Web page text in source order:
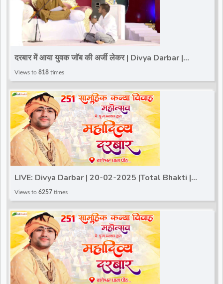
दरबार में आया युवक जॉब की अर्जी लेकर | Divya Darbar |
Bageshwar Dham | Karera
Views to 818 times
LIVE: Divya Darbar | 20-02-2025 |Total Bhakti |
Bageshwar Dham Sarkar | Gram Gadha, (Chhatarpur)
Views to 6257 times